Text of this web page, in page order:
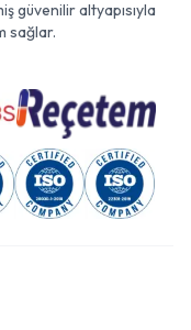
güvenilir altyapısıyla
sağlar.